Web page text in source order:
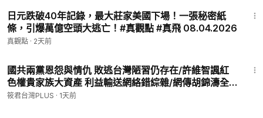
🐳【捐助】真觀點🙏 ：https://donorbox.org/zhen-guan-dian
(美國聯邦501(c)(3)的非營利機構，美國朋友的捐款可獲聯邦抵
稅)
合作邀約 & 爆料反饋: zhenguandian@gmail.com
日元跌破40年記錄，最大莊家美國下場！一張秘密紙
條，引爆萬億空頭大逃亡！#真觀點 #真飛 08.04.2026
真觀點 · 2天前
國共兩黨恩怨與情仇 敗逃台灣陋習仍存在/許維智諷紅
色權貴家族大資產 利益輸送網絡錯綜雜/網傳胡錦濤全
家中毒? 許維智揭秘中共大鬥爭/統促黨橫行終遭解散 國
筱君台灣PLUS · 1天前